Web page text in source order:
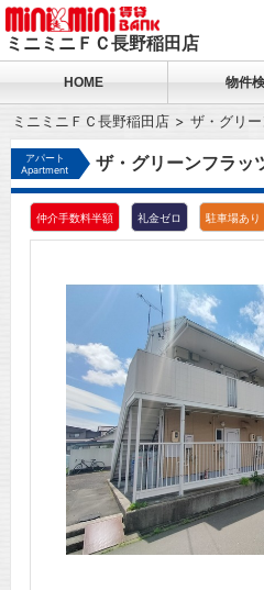
ミニミニＦＣ長野稲田店
HOME 物件
ミニミニＦＣ長野稲田店 ザ・グリ
アパート
Apartment
ザ・グリーンフラ
仲介手数料半額 礼金ゼロ 駐車場あり